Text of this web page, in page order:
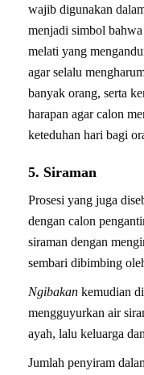
wajib digunakan
menjadi simbol
melati yang
agar selalu
banyak orang, serta
harapan agar calon
keteduhan hari bagi
5. Siraman
Prosesi yang juga
dengan calon
siraman dengan
sembari dibimbing
Ngibakan kemudian
mengguyurkan air
ayah, lalu keluarga
Jumlah penyiram